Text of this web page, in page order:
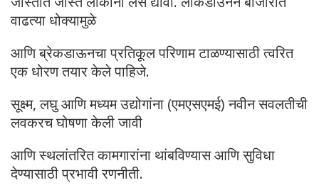
वाढत्या धोक्यामुळे
आणि ब्रेकडाऊनचा प्रतिकूल परिणाम टाळण्यासाठी त्वरित
एक धोरण तयार केले पाहिजे.
सूक्ष्म, लघु आणि मध्यम उद्योगांना (एमएसएमई) नवीन सवलतीची
लवकरच घोषणा केली जावी
आणि स्थलांतरित कामगारांना थांबविण्यास आणि सुविधा
देण्यासाठी प्रभावी रणनीती.